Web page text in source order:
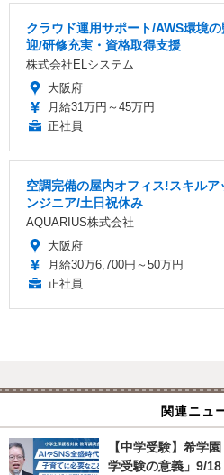
クラウド運用サポート/AWS環境
迎/研修充実・資格取得支援
株式会社ELシステム
大阪府
月給31万円～45万円
正社員
空調完備の屋内オフィス!スキル
ンジニア/土日祝休み
AQUARIUS株式会社
大阪府
月給30万6,700円～50万円
正社員
関連ニュ
【中学受験】希学
学受験の意義」9/18